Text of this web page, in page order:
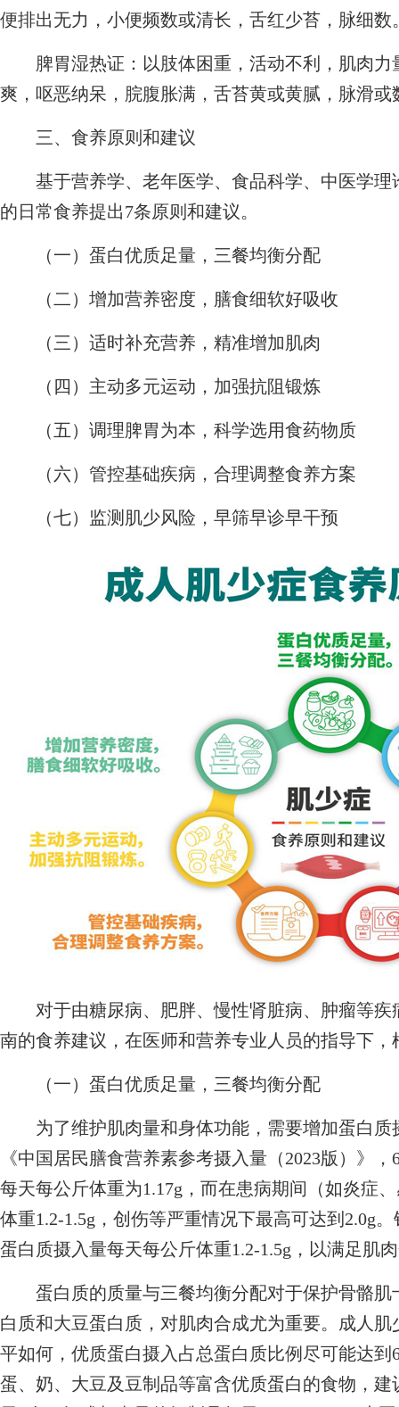
便排出无力，小便频数或清长，舌红少苔，脉细数
脾胃湿热证：以肢体困重，活动不利，肌肉力
爽，呕恶纳呆，脘腹胀满，舌苔黄或黄腻，脉滑或
三、食养原则和建议
基于营养学、老年医学、食品科学、中医学理
的日常食养提出7条原则和建议。
（一）蛋白优质足量，三餐均衡分配
（二）增加营养密度，膳食细软好吸收
（三）适时补充营养，精准增加肌肉
（四）主动多元运动，加强抗阻锻炼
（五）调理脾胃为本，科学选用食药物质
（六）管控基础疾病，合理调整食养方案
（七）监测肌少风险，早筛早诊早干预
对于由糖尿病、肥胖、慢性肾脏病、肿瘤等疾
南的食养建议，在医师和营养专业人员的指导下
（一）蛋白优质足量，三餐均衡分配
为了维护肌肉量和身体功能，需要增加蛋白质
《中国居民膳食营养素参考摄入量（2023版）》
每天每公斤体重为1.17g，而在患病期间（如炎症
体重1.2-1.5g，创伤等严重情况下最高可达到2.0g
蛋白质摄入量每天每公斤体重1.2-1.5g，以满足肌
蛋白质的质量与三餐均衡分配对于保护骨骼肌
白质和大豆蛋白质，对肌肉合成尤为重要。成人
平如何，优质蛋白摄入占总蛋白质比例尽可能达
蛋、奶、大豆及豆制品等富含优质蛋白的食物，建